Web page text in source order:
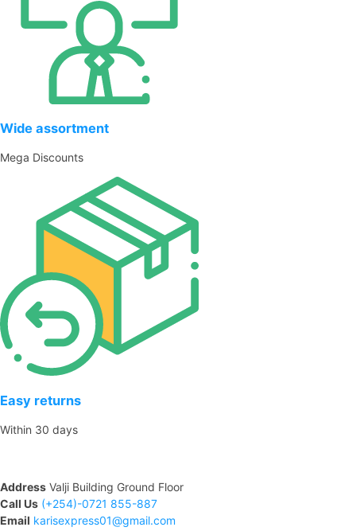
Wide assortment
Mega Discounts
Easy returns
Within 30 days
Address Valji Building Ground Floor
Call Us (+254)-0721 855-887
Email karisexpress01@gmail.com